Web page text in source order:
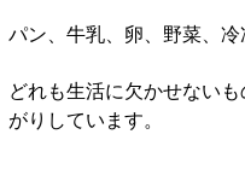
パン、牛乳、卵、野菜、冷
どれも生活に欠かせない
がりしています。